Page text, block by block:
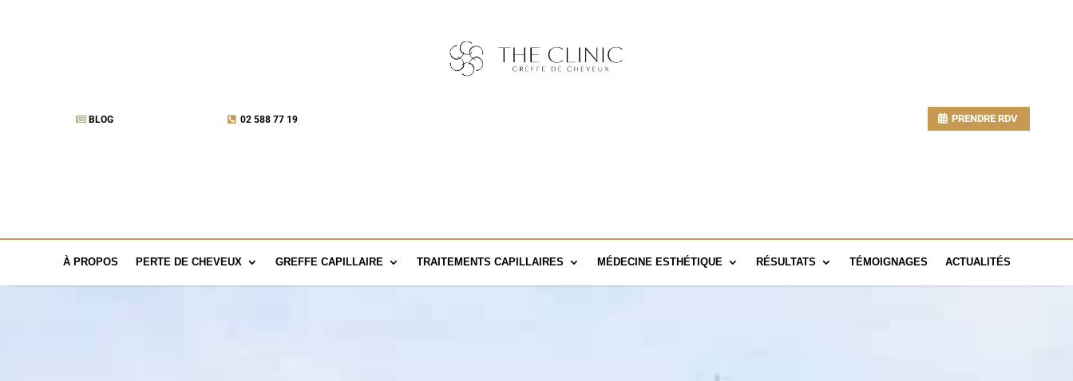
BLOG 02 588 77 19 PRENDRE RDV
À PROPOS PERTE DE CHEVEUX GREFFE CAPILLAIRE TRAITEMENTS CAPILLAIRES MÉDECINE ESTHÉTIQUE RÉSULTATS TÉMOIGNAGES ACTUALITÉS